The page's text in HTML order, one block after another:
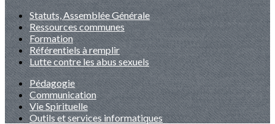
Statuts, Assemblée Générale
Ressources communes
Formation
Référentiels à remplir
Lutte contre les abus sexuels
Pédagogie
Communication
Vie Spirituelle
Outils et services informatiques